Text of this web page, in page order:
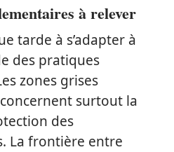
à relever
tarde à s’adapter à
des pratiques
zones grises
surtout la
des
La frontière entre